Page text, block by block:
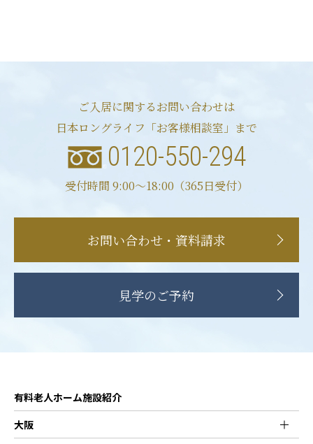
ご入居に関するお問い合わせは
日本ロングライフ「お客様相談室」まで
0120-550-294
受付時間 9:00〜18:00（365日受付）
お問い合わせ・資料請求
見学のご予約
有料老人ホーム施設紹介
大阪